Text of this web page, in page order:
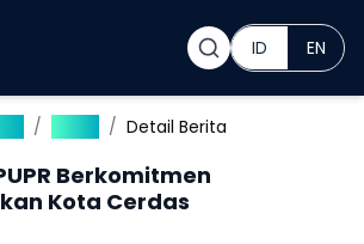
menu ID EN
/ / Detail Berita
Berkomitmen
Kota Cerdas